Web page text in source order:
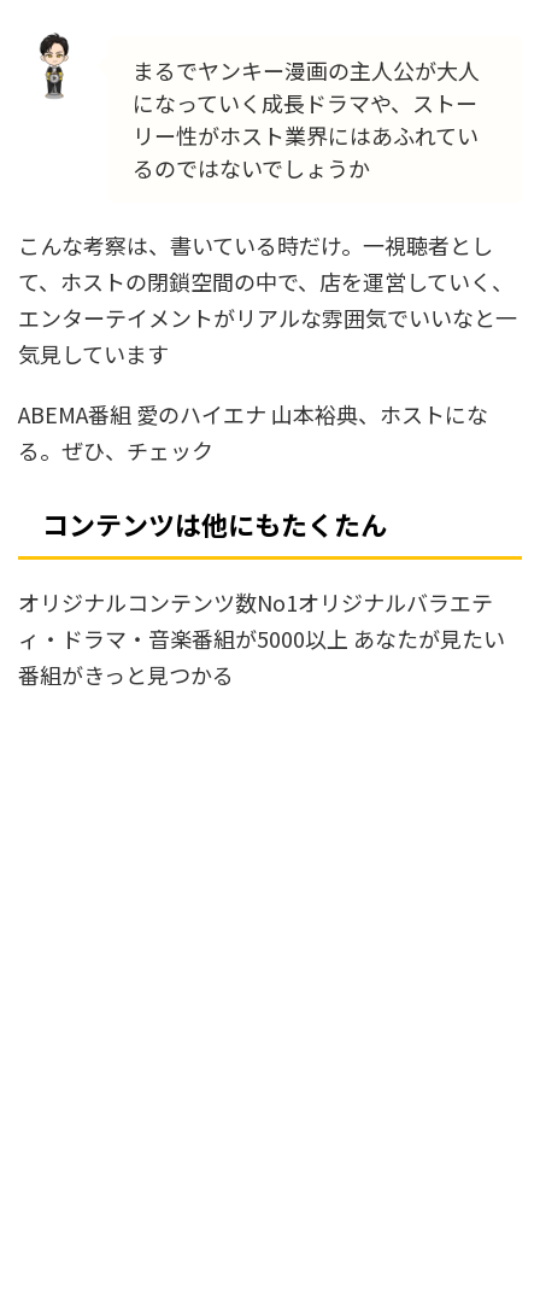
まるでヤンキー漫画の主人公が大人
になっていく成長ドラマや、ストー
リー性がホスト業界にはあふれてい
るのではないでしょうか
こんな考察は、書いている時だけ。一視聴者とし
て、ホストの閉鎖空間の中で、店を運営していく、
エンターテイメントがリアルな雰囲気でいいなと一
気見しています
ABEMA番組 愛のハイエナ 山本裕典、ホストにな
る。ぜひ、チェック
コンテンツは他にもたくたん
オリジナルコンテンツ数No1オリジナルバラエテ
ィ・ドラマ・音楽番組が5000以上 あなたが見たい
番組がきっと見つかる